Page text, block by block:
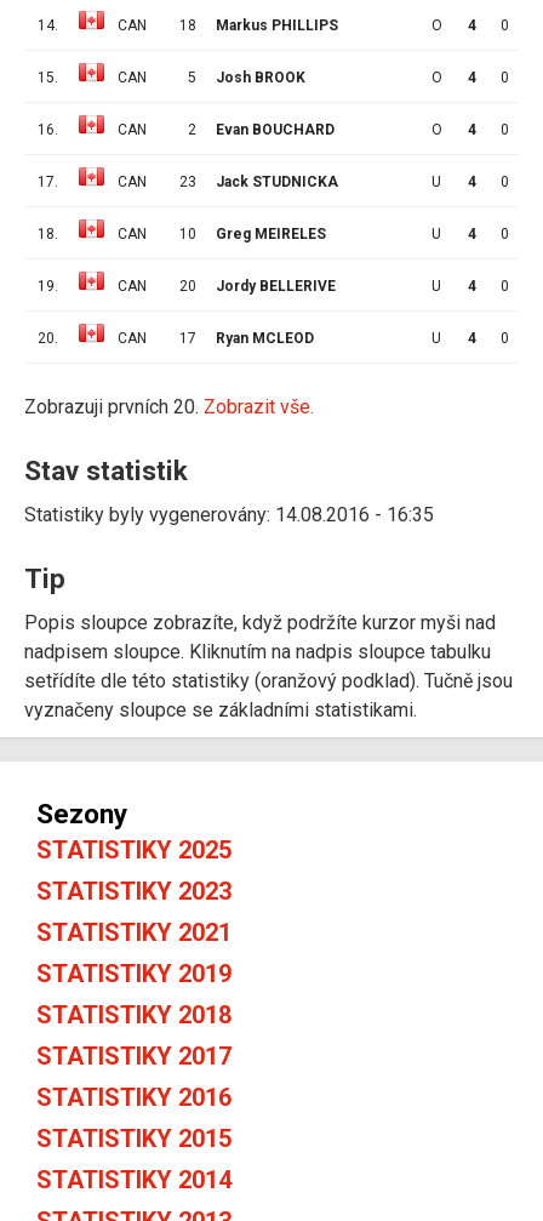
14. CAN 18 Markus PHILLIPS O 4 0
15. CAN 5 Josh BROOK O 4 0
16. CAN 2 Evan BOUCHARD O 4 0
17. CAN 23 Jack STUDNICKA U 4 0
18. CAN 10 Greg MEIRELES U 4 0
19. CAN 20 Jordy BELLERIVE U 4 0
20. CAN 17 Ryan MCLEOD U 4 0
Zobrazuji prvních 20. Zobrazit vše.
Stav statistik
Statistiky byly vygenerovány: 14.08.2016 - 16:35
Tip
Popis sloupce zobrazíte, když podržíte kurzor myši nad
nadpisem sloupce. Kliknutím na nadpis sloupce tabulku
setřídíte dle této statistiky (oranžový podklad). Tučně jsou
vyznačeny sloupce se základními statistikami.
Sezony
STATISTIKY 2025
STATISTIKY 2023
STATISTIKY 2021
STATISTIKY 2019
STATISTIKY 2018
STATISTIKY 2017
STATISTIKY 2016
STATISTIKY 2015
STATISTIKY 2014